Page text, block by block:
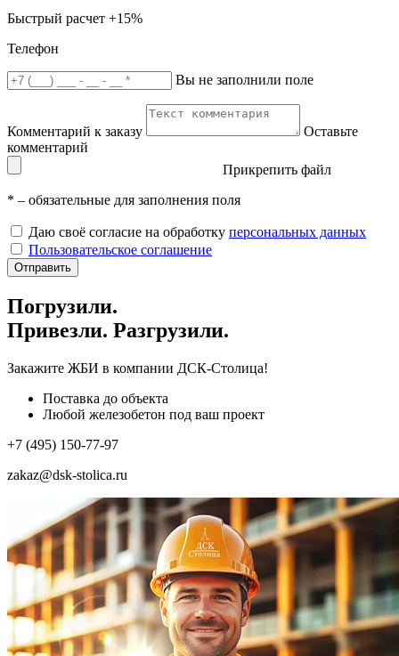
Быстрый расчет +15%
Телефон
Вы не заполнили поле
Комментарий к заказу
Оставьте
комментарий
Прикрепить файл
* – обязательные для заполнения поля
Даю своё согласие на обработку персональных данных
Пользовательское соглашение
Отправить
Погрузили.
Привезли. Разгрузили.
Закажите ЖБИ в компании ДСК-Столица!
Поставка до объекта
Любой железобетон под ваш проект
+7 (495) 150-77-97
zakaz@dsk-stolica.ru